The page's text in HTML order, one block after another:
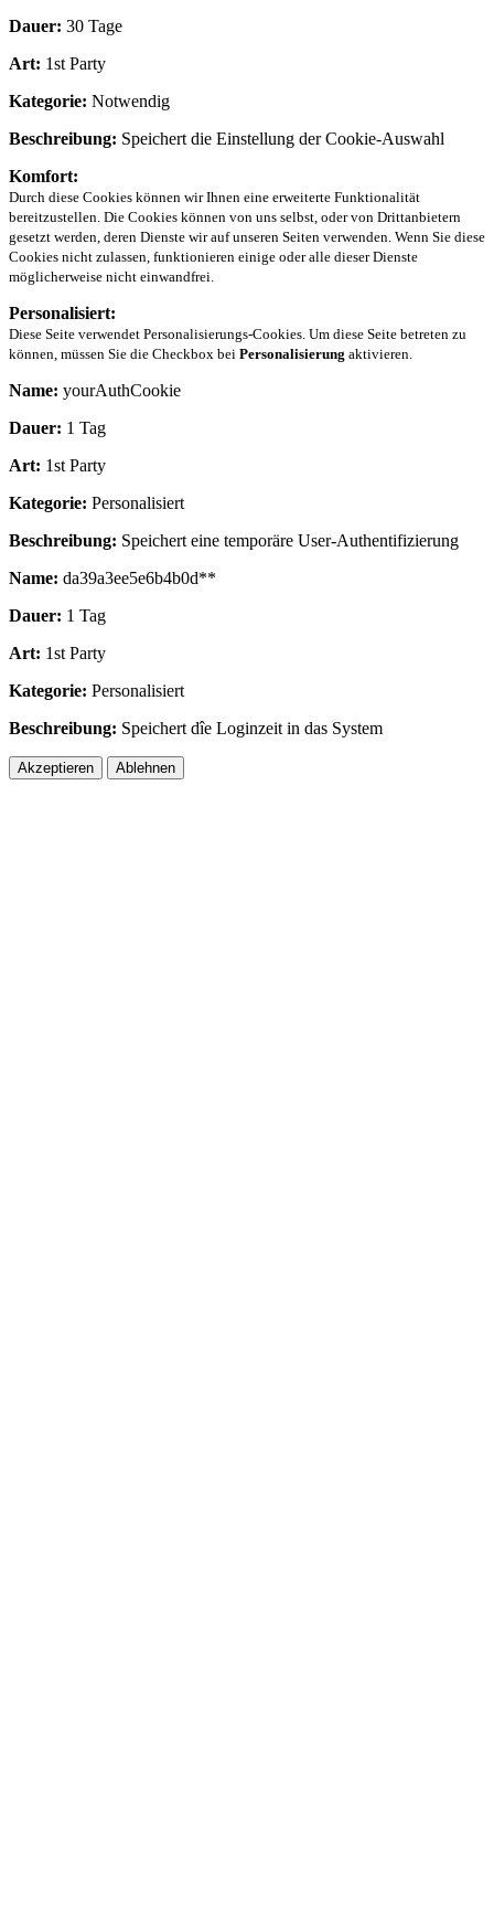
Dauer: 30 Tage
Art: 1st Party
Kategorie: Notwendig
Beschreibung: Speichert die Einstellung der Cookie-Auswahl
Komfort:
Durch diese Cookies können wir Ihnen eine erweiterte Funktionalität
bereitzustellen. Die Cookies können von uns selbst, oder von Drittanbietern
gesetzt werden, deren Dienste wir auf unseren Seiten verwenden. Wenn Sie diese
Cookies nicht zulassen, funktionieren einige oder alle dieser Dienste
möglicherweise nicht einwandfrei.
Personalisiert:
Diese Seite verwendet Personalisierungs-Cookies. Um diese Seite betreten zu
können, müssen Sie die Checkbox bei Personalisierung aktivieren.
Name: yourAuthCookie
Dauer: 1 Tag
Art: 1st Party
Kategorie: Personalisiert
Beschreibung: Speichert eine temporäre User-Authentifizierung
Name: da39a3ee5e6b4b0d**
Dauer: 1 Tag
Art: 1st Party
Kategorie: Personalisiert
Beschreibung: Speichert dîe Loginzeit in das System
Akzeptieren Ablehnen